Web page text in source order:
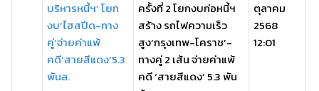
บริหารหนี้ฯ’ โยก
งบ‘ไฮสปีด-ทาง
คู่’จ่ายค่าแพ้
คดี‘สายสีแดง’5.3
พันล.
ครั้งที่ 2 โยกงบก่อหนี้ฯ
สร้าง รถไฟความเร็ว
สูง‘กรุงเทพ-โคราช’-
ทางคู่ 2 เส้น จ่ายค่าแพ้
คดี ‘สายสีแดง’ 5.3 พัน
ตุลาคม
2568
12:01